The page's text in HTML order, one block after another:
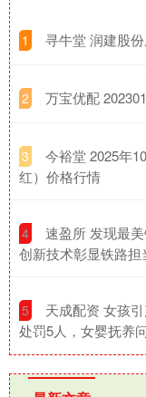
1 寻牛堂 润建股
2 万宝优配
3
今裕堂 2025年
红）价格行情
4
速盈所 发现最
创新技术彰显铁路担
5
天成配资 女孩
处罚5人，女婴抚养